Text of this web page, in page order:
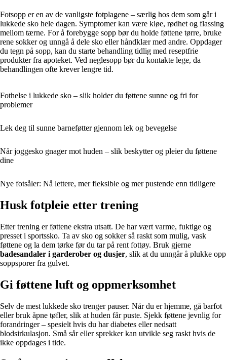
Fotsopp er en av de vanligste fotplagene – særlig hos dem som går i
lukkede sko hele dagen. Symptomer kan være kløe, rødhet og flassing
mellom tærne. For å forebygge sopp bør du holde føttene tørre, bruke
rene sokker og unngå å dele sko eller håndklær med andre. Oppdager
du tegn på sopp, kan du starte behandling tidlig med reseptfrie
produkter fra apoteket. Ved neglesopp bør du kontakte lege, da
behandlingen ofte krever lengre tid.
Fothelse i lukkede sko – slik holder du føttene sunne og fri for
problemer
Lek deg til sunne barneføtter gjennom lek og bevegelse
Når joggesko gnager mot huden – slik beskytter og pleier du føttene
dine
Nye fotsåler: Nå lettere, mer fleksible og mer pustende enn tidligere
Husk fotpleie etter trening
Etter trening er føttene ekstra utsatt. De har vært varme, fuktige og
presset i sportssko. Ta av sko og sokker så raskt som mulig, vask
føttene og la dem tørke før du tar på rent fottøy. Bruk gjerne
badesandaler i garderober og dusjer, slik at du unngår å plukke opp
soppsporer fra gulvet.
Gi føttene luft og oppmerksomhet
Selv de mest lukkede sko trenger pauser. Når du er hjemme, gå barfot
eller bruk åpne tøfler, slik at huden får puste. Sjekk føttene jevnlig for
forandringer – spesielt hvis du har diabetes eller nedsatt
blodsirkulasjon. Små sår eller sprekker kan utvikle seg raskt hvis de
ikke oppdages i tide.